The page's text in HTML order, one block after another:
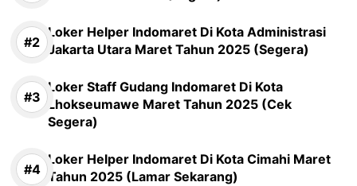
Loker Helper Indomaret Di Kota Administrasi
Jakarta Utara Maret Tahun 2025 (Segera)
Loker Staff Gudang Indomaret Di Kota
Lhokseumawe Maret Tahun 2025 (Cek
Segera)
Loker Helper Indomaret Di Kota Cimahi Maret
Tahun 2025 (Lamar Sekarang)